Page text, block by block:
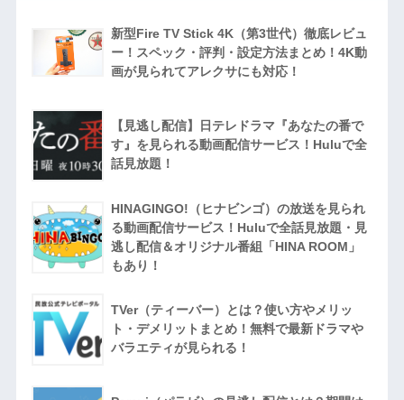
新型Fire TV Stick 4K（第3世代）徹底レビュ
ー！スペック・評判・設定方法まとめ！4K動
画が見られてアレクサにも対応！
【見逃し配信】日テレドラマ『あなたの番で
す』を見られる動画配信サービス！Huluで全
話見放題！
HINAGINGO!（ヒナビンゴ）の放送を見られ
る動画配信サービス！Huluで全話見放題・見
逃し配信＆オリジナル番組「HINA ROOM」
もあり！
TVer（ティーバー）とは？使い方やメリッ
ト・デメリットまとめ！無料で最新ドラマや
バラエティが見られる！